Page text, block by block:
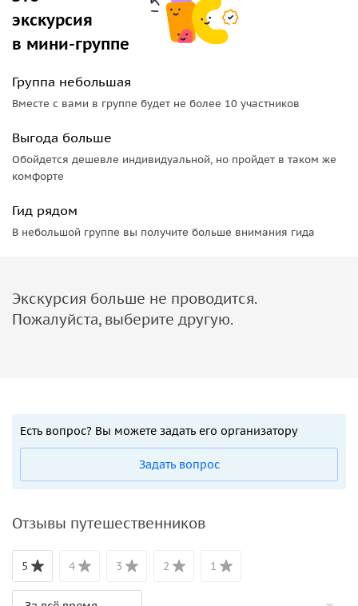
экскурсия
в мини-группе
Группа небольшая
Вместе с вами в группе будет не более 10 участников
Выгода больше
Обойдется дешевле индивидуальной, но пройдет в таком же
комфорте
Гид рядом
В небольшой группе вы получите больше внимания гида
Экскурсия больше не проводится.
Пожалуйста, выберите другую.
Есть вопрос? Вы можете задать его организатору
Задать вопрос
Отзывы путешественников
5 4 3 2 1